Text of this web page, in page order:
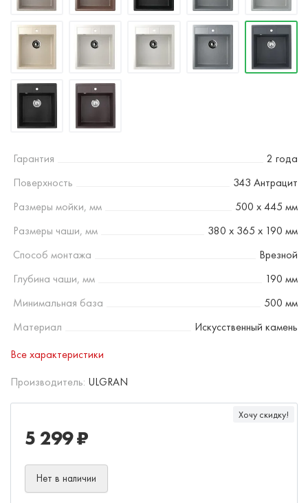
Гарантия
2 года
Поверхность
343 Антрацит
Размеры мойки, мм
500 х 445 мм
Размеры чаши, мм
380 х 365 х 190 мм
Способ монтажа
Врезной
Глубина чаши, мм
190 мм
Минимальная база
500 мм
Материал
Искусственный камень
Все характеристики
Производитель: ULGRAN
Хочу скидку!
5 299 ₽
Нет в наличии